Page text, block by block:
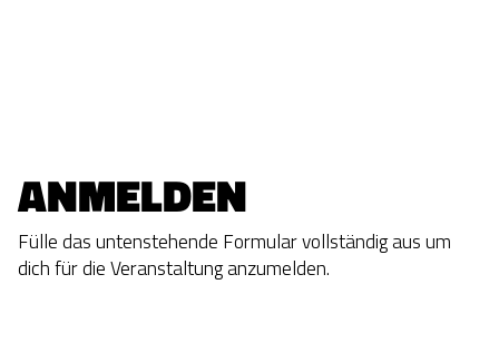
ANMELDEN
Fülle das untenstehende Formular vollständig aus um
dich für die Veranstaltunganzumelden.